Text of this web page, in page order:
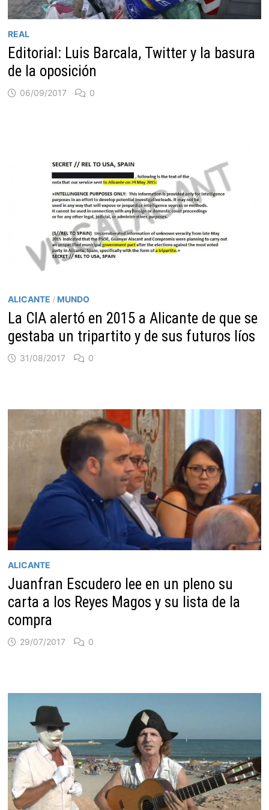
REAL
Editorial: Luis Barcala, Twitter y la basura
de la oposición
06/09/2017 0
ALICANTE / MUNDO
La CIA alertó en 2015 a Alicante de que se
gestaba un tripartito y de sus futuros líos
31/08/2017 0
ALICANTE
Juanfran Escudero lee en un pleno su
carta a los Reyes Magos y su lista de la
compra
29/07/2017 0